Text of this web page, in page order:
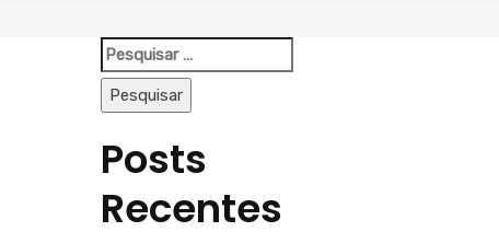
Pesquisar
por:
Posts
Recentes